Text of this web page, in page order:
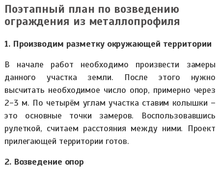
Поэтапный план по возведению
ограждения из металлопрофиля
1. Производим разметку окружающей территории
В начале работ необходимо произвести замеры
данного участка земли. После этого нужно
высчитать необходимое число опор, примерно через
2-3 м. По четырём углам участка ставим колышки –
это основные точки замеров. Воспользовавшись
рулеткой, считаем расстояния между ними. Проект
прилегающей территории готов.
2. Возведение опор